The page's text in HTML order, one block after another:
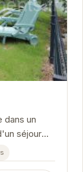
dans un
séjour